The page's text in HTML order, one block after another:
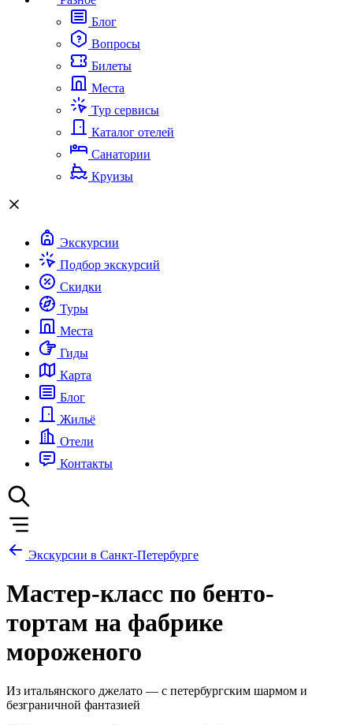
Блог
Вопросы
Билеты
Места
Тур сервисы
Каталог отелей
Санатории
Круизы
Экскурсии
Подбор экскурсий
Скидки
Туры
Места
Гиды
Карта
Блог
Жильё
Отели
Контакты
Экскурсии в Санкт-Петербурге
Мастер-класс по бенто-
тортам на фабрике
мороженого
Из итальянского джелато — с петербургским шармом и
безграничной фантазией